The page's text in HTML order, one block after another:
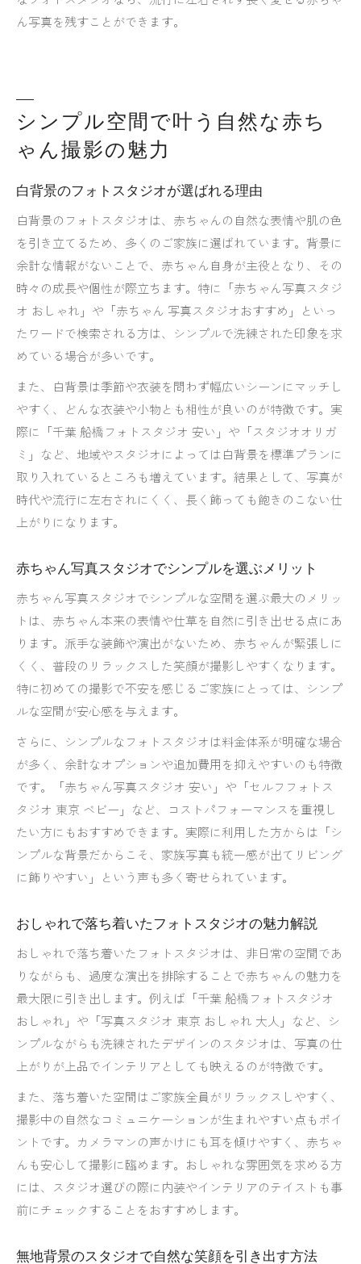
ん写真を残すことができます。
シンプル空間で叶う自然な赤ち
ゃん撮影の魅力
白背景のフォトスタジオが選ばれる理由
白背景のフォトスタジオは、赤ちゃんの自然な表情や肌の色
を引き立てるため、多くのご家族に選ばれています。背景に
余計な情報がないことで、赤ちゃん自身が主役となり、その
時々の成長や個性が際立ちます。特に「赤ちゃん写真スタジ
オ おしゃれ」や「赤ちゃん 写真スタジオおすすめ」といっ
たワードで検索される方は、シンプルで洗練された印象を求
めている場合が多いです。
また、白背景は季節や衣装を問わず幅広いシーンにマッチし
やすく、どんな衣装や小物とも相性が良いのが特徴です。実
際に「千葉 船橋フォトスタジオ 安い」や「スタジオオリガ
ミ」など、地域やスタジオによっては白背景を標準プランに
取り入れているところも増えています。結果として、写真が
時代や流行に左右されにくく、長く飾っても飽きのこない仕
上がりになります。
赤ちゃん写真スタジオでシンプルを選ぶメリット
赤ちゃん写真スタジオでシンプルな空間を選ぶ最大のメリッ
トは、赤ちゃん本来の表情や仕草を自然に引き出せる点にあ
ります。派手な装飾や演出がないため、赤ちゃんが緊張しに
くく、普段のリラックスした笑顔が撮影しやすくなります。
特に初めての撮影で不安を感じるご家族にとっては、シンプ
ルな空間が安心感を与えます。
さらに、シンプルなフォトスタジオは料金体系が明確な場合
が多く、余計なオプションや追加費用を抑えやすいのも特徴
です。「赤ちゃん写真スタジオ 安い」や「セルフフォトス
タジオ 東京 ベビー」など、コストパフォーマンスを重視し
たい方にもおすすめできます。実際に利用した方からは「シ
ンプルな背景だからこそ、家族写真も統一感が出てリビング
に飾りやすい」という声も多く寄せられています。
おしゃれで落ち着いたフォトスタジオの魅力解説
おしゃれで落ち着いたフォトスタジオは、非日常の空間であ
りながらも、過度な演出を排除することで赤ちゃんの魅力を
最大限に引き出します。例えば「千葉 船橋フォトスタジオ
おしゃれ」や「写真スタジオ 東京 おしゃれ 大人」など、シ
ンプルながらも洗練されたデザインのスタジオは、写真の仕
上がりが上品でインテリアとしても映えるのが特徴です。
また、落ち着いた空間はご家族全員がリラックスしやすく、
撮影中の自然なコミュニケーションが生まれやすい点もポイ
ントです。カメラマンの声かけにも耳を傾けやすく、赤ちゃ
んも安心して撮影に臨めます。おしゃれな雰囲気を求める方
には、スタジオ選びの際に内装やインテリアのテイストも事
前にチェックすることをおすすめします。
無地背景のスタジオで自然な笑顔を引き出す方法